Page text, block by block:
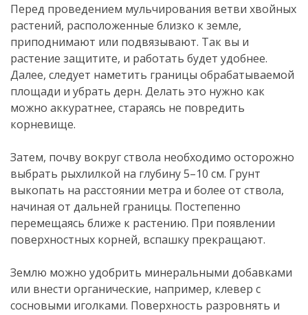
Перед проведением мульчирования ветви хвойных
растений, расположенные близко к земле,
приподнимают или подвязывают. Так вы и
растение защитите, и работать будет удобнее.
Далее, следует наметить границы обрабатываемой
площади и убрать дерн. Делать это нужно как
можно аккуратнее, стараясь не повредить
корневище.
Затем, почву вокруг ствола необходимо осторожно
выбрать рыхлилкой на глубину 5–10 см. Грунт
выкопать на расстоянии метра и более от ствола,
начиная от дальней границы. Постепенно
перемещаясь ближе к растению. При появлении
поверхностных корней, вспашку прекращают.
Землю можно удобрить минеральными добавками
или внести органические, например, клевер с
сосновыми иголками. Поверхность разровнять и